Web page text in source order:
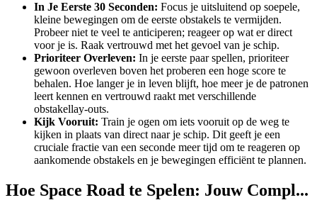
In Je Eerste 30 Seconden: Focus je uitsluitend op soepele,
kleine bewegingen om de eerste obstakels te vermijden.
Probeer niet te veel te anticiperen; reageer op wat er direct
voor je is. Raak vertrouwd met het gevoel van je schip.
Prioriteer Overleven: In je eerste paar spellen, prioriteer
gewoon overleven boven het proberen een hoge score te
behalen. Hoe langer je in leven blijft, hoe meer je de patronen
leert kennen en vertrouwd raakt met verschillende
obstakellay-outs.
Kijk Vooruit: Train je ogen om iets vooruit op de weg te
kijken in plaats van direct naar je schip. Dit geeft je een
cruciale fractie van een seconde meer tijd om te reageren op
aankomende obstakels en je bewegingen efficiënt te plannen.
Hoe Space Road te Spelen: Jouw Compl...